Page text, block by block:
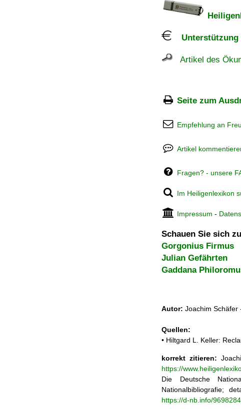
Unterstützung
Artikel des
Seite zum
Empfehlung an
Artikel
Fragen? - unsere
Im Heiligenlexikon
Impressum -
Schauen Sie sich
Gorgonius Firmus
Julian Gefährten
Gaddana
Autor: Joachim Schäfer
Quellen:
• Hiltgard L. Keller:
korrekt zitieren:
https://
Die Deutsche
Nationalbibliografie;
https://d-nb.info/